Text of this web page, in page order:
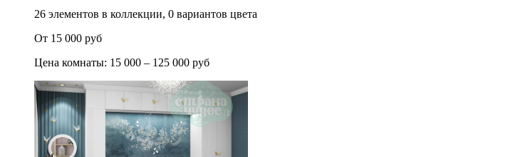
26 элементов в коллекции, 0 вариантов цвета
От 15 000 руб
Цена комнаты: 15 000 – 125 000 руб